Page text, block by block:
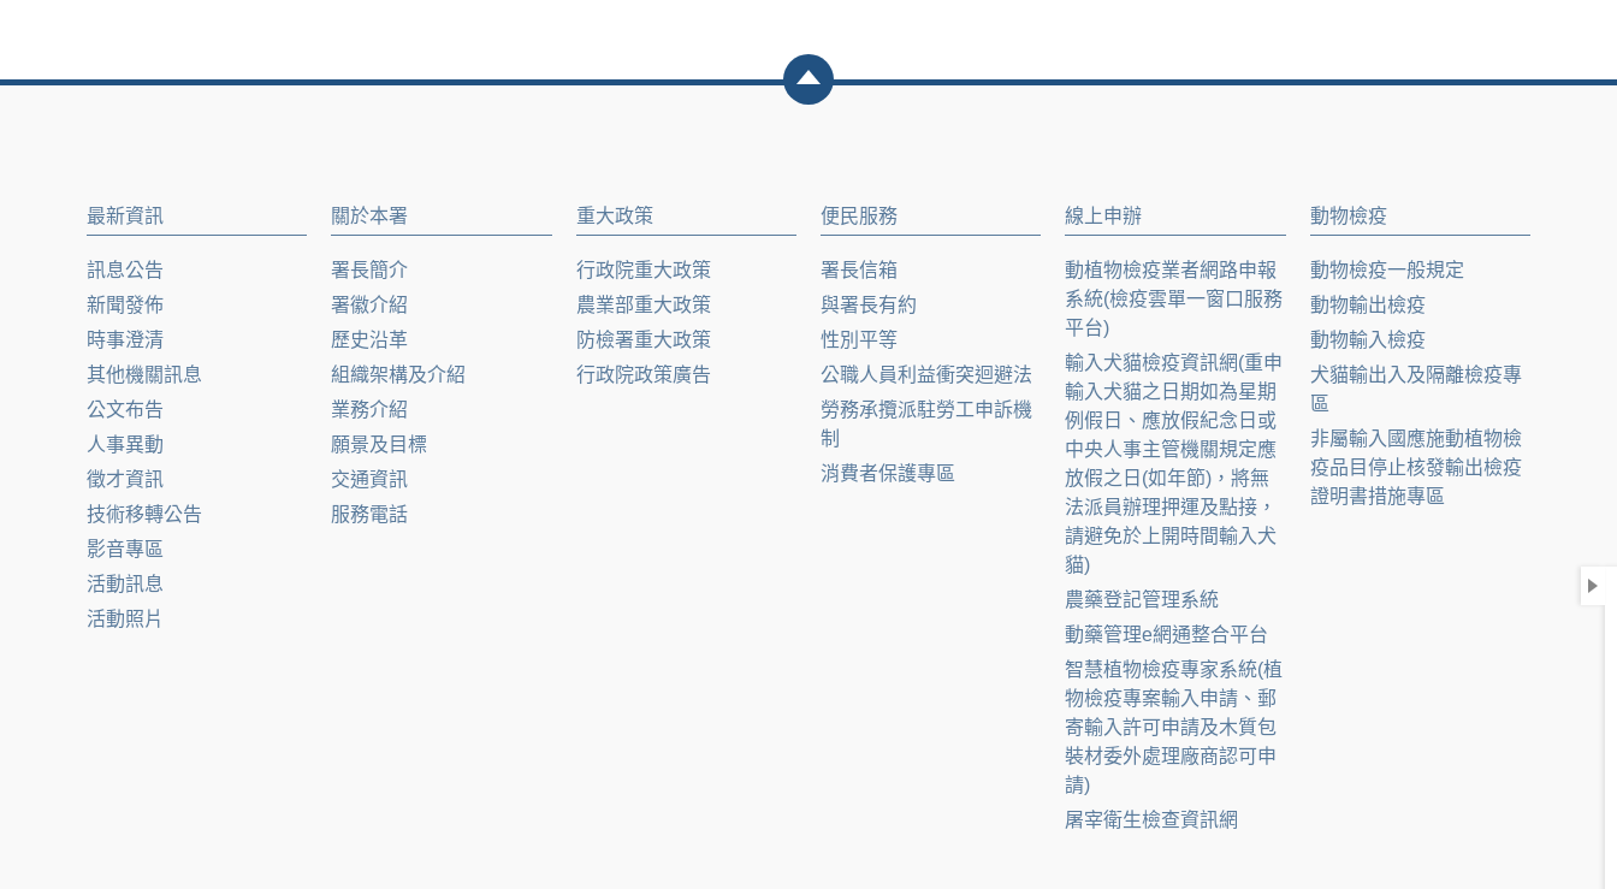
最新資訊
訊息公告
新聞發佈
時事澄清
其他機關訊息
公文布告
人事異動
徵才資訊
技術移轉公告
影音專區
活動訊息
活動照片
關於本署
署長簡介
署徽介紹
歷史沿革
組織架構及介紹
業務介紹
願景及目標
交通資訊
服務電話
重大政策
行政院重大政策
農業部重大政策
防檢署重大政策
行政院政策廣告
便民服務
署長信箱
與署長有約
性別平等
公職人員利益衝突迴避法
勞務承攬派駐勞工申訴機
制
消費者保護專區
線上申辦
動植物檢疫業者網路申報
系統(檢疫雲單一窗口服務
平台)
輸入犬貓檢疫資訊網(重申
輸入犬貓之日期如為星期
例假日、應放假紀念日或
中央人事主管機關規定應
放假之日(如年節)，將無
法派員辦理押運及點接，
請避免於上開時間輸入犬
貓)
農藥登記管理系統
動藥管理e網通整合平台
智慧植物檢疫專家系統(植
物檢疫專案輸入申請、郵
寄輸入許可申請及木質包
裝材委外處理廠商認可申
請)
屠宰衛生檢查資訊網
動物檢疫
動物檢疫一般規定
動物輸出檢疫
動物輸入檢疫
犬貓輸出入及隔離檢疫專
區
非屬輸入國應施動植物檢
疫品目停止核發輸出檢疫
證明書措施專區